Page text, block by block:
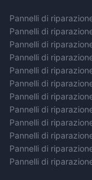
Pannelli di
Pannelli di
Pannelli di
Pannelli di
Pannelli di
Pannelli di
Pannelli di
Pannelli di
Pannelli di
Pannelli di
Pannelli di
Pannelli di